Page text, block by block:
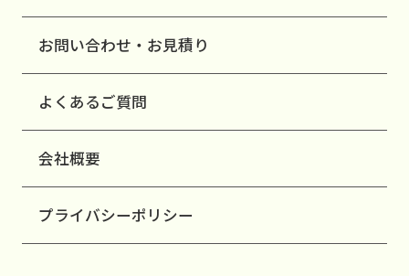
お問い合わせ・お見積り
よくあるご質問
会社概要
プライバシーポリシー